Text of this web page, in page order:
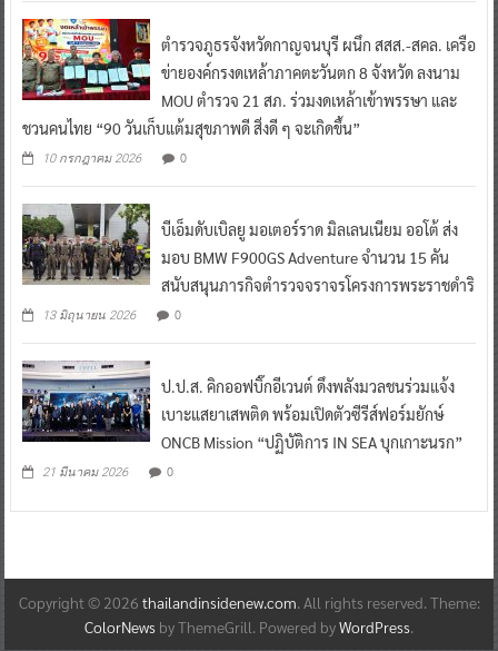
ตำรวจภูธรจังหวัดกาญจนบุรี ผนึก สสส.-สคล. เครือ
ข่ายองค์กรงดเหล้าภาคตะวันตก 8 จังหวัด ลงนาม
MOU ตำรวจ 21 สภ. ร่วมงดเหล้าเข้าพรรษา และ
ชวนคนไทย “90 วันเก็บแต้มสุขภาพดี สิ่งดี ๆ จะเกิดขึ้น”
10 กรกฎาคม 2026 0
บีเอ็มดับเบิลยู มอเตอร์ราด มิลเลนเนียม ออโต้ ส่ง
มอบ BMW F900GS Adventure จำนวน 15 คัน
สนับสนุนภารกิจตำรวจจราจรโครงการพระราชดำริ
13 มิถุนายน 2026 0
ป.ป.ส. คิกออฟบิ๊กอีเวนต์ ดึงพลังมวลชนร่วมแจ้ง
เบาะแสยาเสพติด พร้อมเปิดตัวซีรีส์ฟอร์มยักษ์
ONCB Mission “ปฏิบัติการ IN SEA บุกเกาะนรก”
21 มีนาคม 2026 0
Copyright © 2026 thailandinsidenew.com. All rights reserved. Theme:
ColorNews by ThemeGrill. Powered byWordPress.